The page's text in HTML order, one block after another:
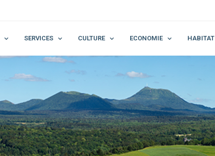
SERVICES CULTURE ECONOMIE HABITAT